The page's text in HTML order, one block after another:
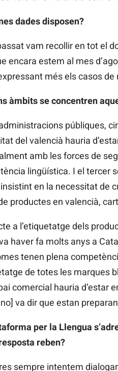
dades disposen?
vam recollir en tot el
encara estem al mes
més els casos de
àmbits se concentren
públiques,
del valencià hauria
amb les forces de
lingüística. I el tercer
en la necessitat de
productes en valencià,
a l’etiquetatge dels
haver fa molts anys a
tenen plena
de totes les marques
comercial hauria d’estar
va dir que estan
per la Llengua
reben?
sempre intentem